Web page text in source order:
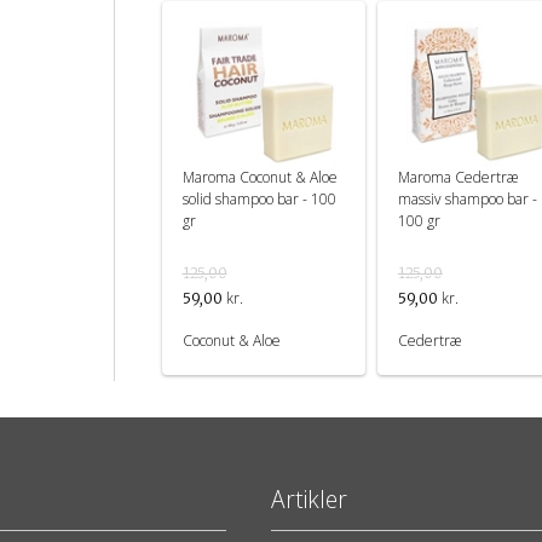
Maroma Coconut & Aloe
solid shampoo bar - 100
gr
125,00
59,00 kr.
Coconut & Aloe
Maroma Cedertræ
massiv shampoo bar -
100 gr
125,00
59,00 kr.
Cedertræ
Artikler